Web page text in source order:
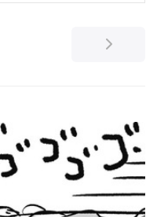
手作りのほうが愛着がわ
いるのか、見ていきまし